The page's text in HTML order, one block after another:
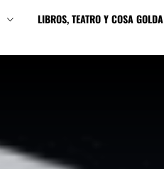
LIBROS, TEATRO Y COSA GOLDA